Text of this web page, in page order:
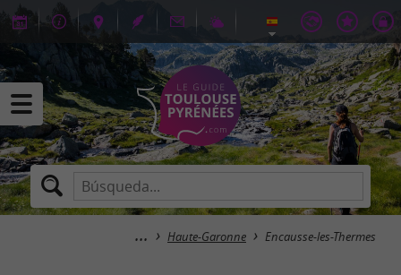
Haute-Garonne Encausse-les-Thermes